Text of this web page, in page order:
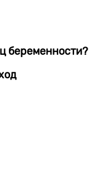
беременности?